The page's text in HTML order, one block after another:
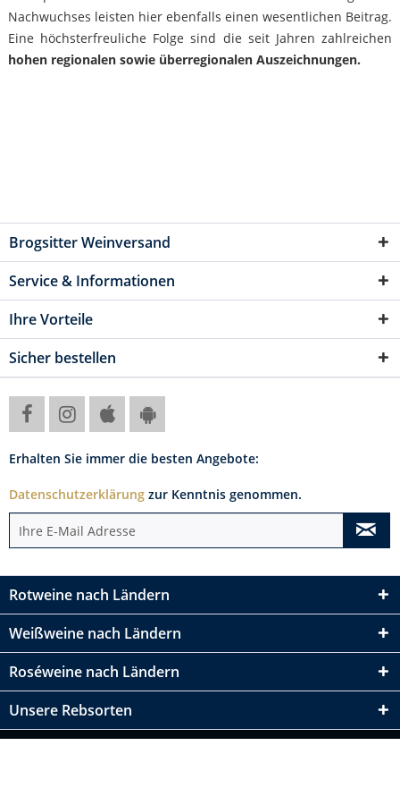
Nachwuchses leisten hier ebenfalls einen wesentlichen Beitrag.
Eine höchsterfreuliche Folge sind die seit Jahren zahlreichen
hohen regionalen sowie überregionalen Auszeichnungen.
Brogsitter Weinversand
Service & Informationen
Ihre Vorteile
Sicher bestellen
Erhalten Sie immer die besten Angebote:
Datenschutzerklärung zur Kenntnis genommen.
Rotweine nach Ländern
Weißweine nach Ländern
Roséweine nach Ländern
Unsere Rebsorten